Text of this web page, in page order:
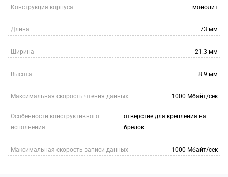
Конструкция корпуса монолит
Длина 73 мм
Ширина 21.3 мм
Высота 8.9 мм
Максимальная скорость чтения данных 1000 Мбайт/сек
Особенности конструктивного
исполнения
отверстие для крепления на
брелок
Максимальная скорость записи данных 1000 Мбайт/сек